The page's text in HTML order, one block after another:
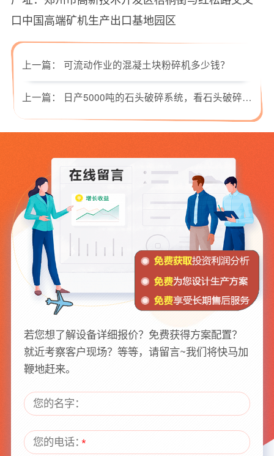
口中国高端矿机生产出口基地园区
上一篇： 可流动作业的混凝土块粉碎机多少钱？
上一篇： 日产5000吨的石头破碎系统，看石头破碎机一“咬”定型
若您想了解设备详细报价？免费获得方案配置？
就近考察客户现场？等等，请留言~我们将快马加
鞭地赶来。